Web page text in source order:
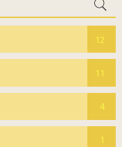
12
11
4
1